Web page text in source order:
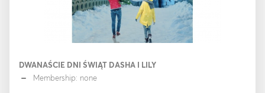
DWANAŚCIE DNI ŚWIĄT DASHA I LILY
Membership: none